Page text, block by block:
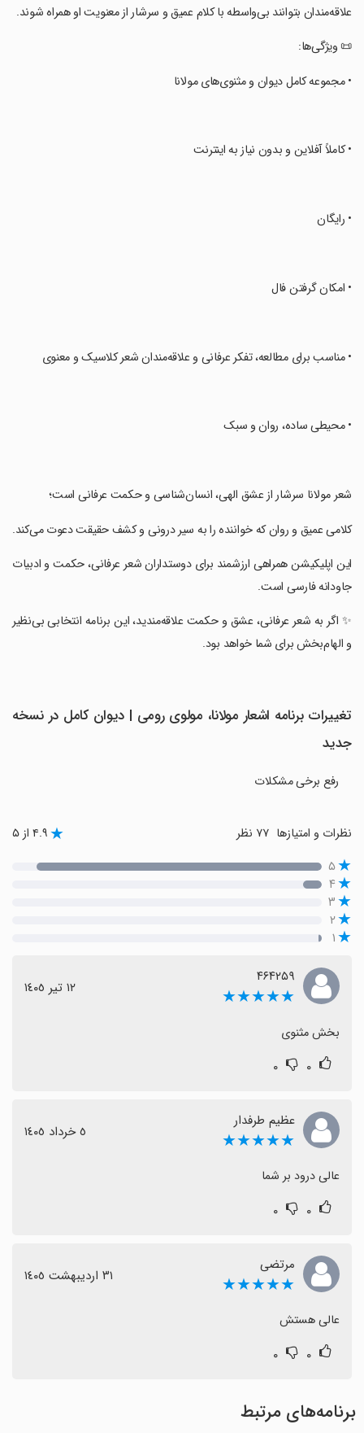
علاقه‌مندان بتوانند بی‌واسطه با کلام عمیق و سرشار از معنویت او همراه شوند.
‏📜 ویژگی‌ها:
‏• مجموعه کامل دیوان و مثنوی‌های مولانا
‏• کاملاً آفلاین و بدون نیاز به اینترنت
‏• رایگان
‏• امکان گرفتن فال
‏• مناسب برای مطالعه، تفکر عرفانی و علاقه‌مندان شعر کلاسیک و معنوی
‏• محیطی ساده، روان و سبک
‏شعر مولانا سرشار از عشق الهی، انسان‌شناسی و حکمت عرفانی است؛
‏کلامی عمیق و روان که خواننده را به سیر درونی و کشف حقیقت دعوت می‌کند.
‏این اپلیکیشن همراهی ارزشمند برای دوستداران شعر عرفانی، حکمت و ادبیات
جاودانه فارسی است.
‏✨ اگر به شعر عرفانی، عشق و حکمت علاقه‌مندید، این برنامه انتخابی بی‌نظیر
و الهام‌بخش برای شما خواهد بود.
تغییرات برنامه ‏اشعار مولانا، مولوی رومی | دیوان کامل در نسخه
جدید
رفع برخی مشکلات
نظرات و امتیازها ۴.۹ از ۵
۵
۴
۳
۲
۱
۴۶۴۲۵۹
★★★★★ ١٢ تیر ١٤٠٥
بخش مثنوی
۰ ۰
عظیم طرفدار
★★★★★ ٥ خرداد ١٤٠٥
عالی درود بر شما
۰ ۰
مرتضی
★★★★★ ٣١ اردیبهشت ١٤٠٥
عالی هستش
۰ ۰
برنامه‌های مرتبط